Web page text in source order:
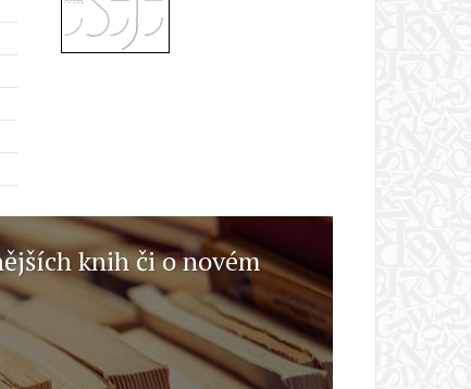
knih či o novém